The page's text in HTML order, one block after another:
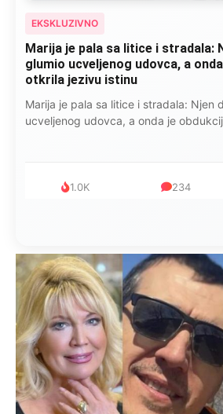
EKSKLUZIVNO
Marija je pala sa litice i stradala:
glumio ucveljenog udovca, a
otkrila jezivu istinu
Marija je pala sa litice i stradala: Njen
ucveljenog udovca, a onda je
1.0K 234